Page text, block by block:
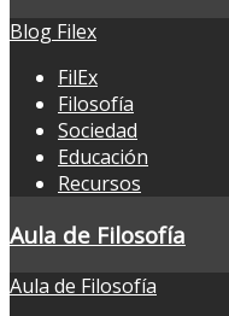
Blog Filex
FilEx
Filosofía
Sociedad
Educación
Recursos
Aula de Filosofía
Aula de Filosofía